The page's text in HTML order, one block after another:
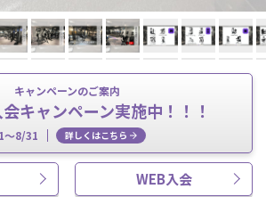
キャンペーンのご案内
キャンペーン実施中！！！
～8/31 詳しくはこちら
WEB入会